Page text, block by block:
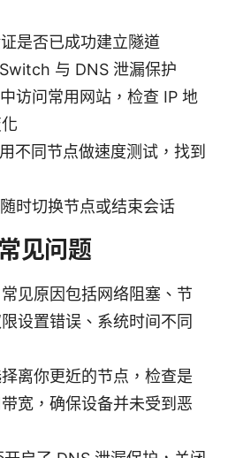
是否已成功建立隧道
与 DNS 泄漏保护
访问常用网站，检查 IP 地
不同节点做速度测试，找到
时切换节点或结束会话
见问题
见原因包括网络阻塞、节
设置错误、系统时间不同
离你更近的节点，检查是
宽，确保设备并未受到恶